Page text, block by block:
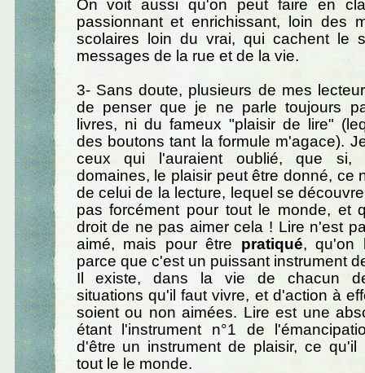
On voit aussi qu'on peut faire en
passionnant et enrichissant, loin des
scolaires loin du vrai, qui cachent le
messages de la rue et de la vie.
3- Sans doute, plusieurs de mes
de penser que je ne parle toujours
livres, ni du fameux "plaisir de lire"
des boutons tant la formule m'agace).
ceux qui l'auraient oublié, que si,
domaines, le plaisir peut être donné, ce
de celui de la lecture, lequel se
pas forcément pour tout le monde, et
droit de ne pas aimer cela ! Lire n'est
aimé, mais pour être pratiqué, qu'on
parce que c'est un puissant instrument
Il existe, dans la vie de chacun
situations qu'il faut vivre, et d'action à
soient ou non aimées. Lire est une
étant l'instrument n°1 de
d'être un instrument de plaisir, ce qu'il
tout le le monde.